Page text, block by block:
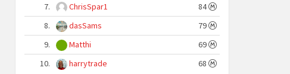
7.
ChrisSpar1
84
8.
dasSams
79
9.
Matthi
69
10.
harrytrade 68